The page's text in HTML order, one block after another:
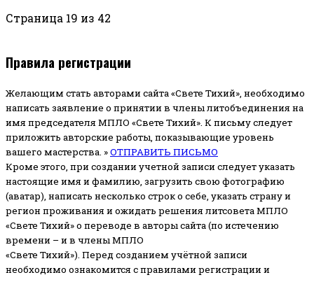
Страница 19 из 42
Правила регистрации
Желающим стать авторами сайта «Свете Тихий», необходимо
написать заявление о принятии в члены литобъединения на
имя председателя МПЛО «Свете Тихий». К письму следует
приложить авторские работы, показывающие уровень
вашего мастерства. »ОТПРАВИТЬ ПИСЬМО
Кроме этого, при создании учетной записи следует указать
настоящие имя и фамилию, загрузить свою фотографию
(аватар), написать несколько строк о себе, указать страну и
регион проживания и ожидать решения литсовета МПЛО
«Свете Тихий» о переводе в авторы сайта (по истечению
времени – и в члены МПЛО
«Свете Тихий»). Перед созданием учётной записи
необходимо ознакомится с правилами регистрации и